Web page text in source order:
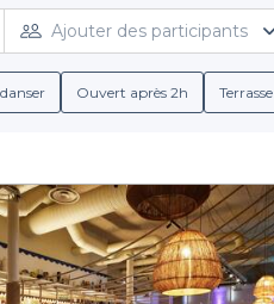
Ajouter des participants
Ouvert après 2h Terrasse